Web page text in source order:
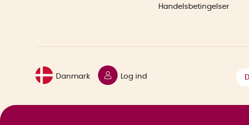
Handelsbetingelser
Danmark Log ind